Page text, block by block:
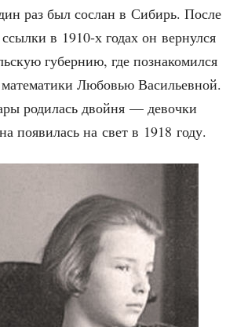
раз был сослан в Сибирь. После
в 1910‑х годах он вер­нул­ся
губер­нию, где позна­ко­мил­ся
Любо­вью Васи­льев­ной.
роди­лась двой­ня — девоч­ки
появи­лась на свет в 1918 году.